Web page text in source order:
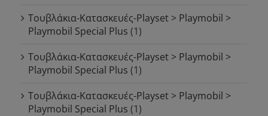
Τουβλάκια-Κατασκευές-Playset > Playmobil >
Playmobil Special Plus (1)
Τουβλάκια-Κατασκευές-Playset > Playmobil >
Playmobil Special Plus (1)
Τουβλάκια-Κατασκευές-Playset > Playmobil >
Playmobil Special Plus (1)